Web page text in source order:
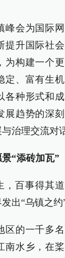
峰会为国际
提升国际社
为构建一个
定、富有生
各种形式和
展趋势的深
治理交流对
“添砖加瓦”
百事得其道
出“乌镇之约
区的一千多
南水乡，在